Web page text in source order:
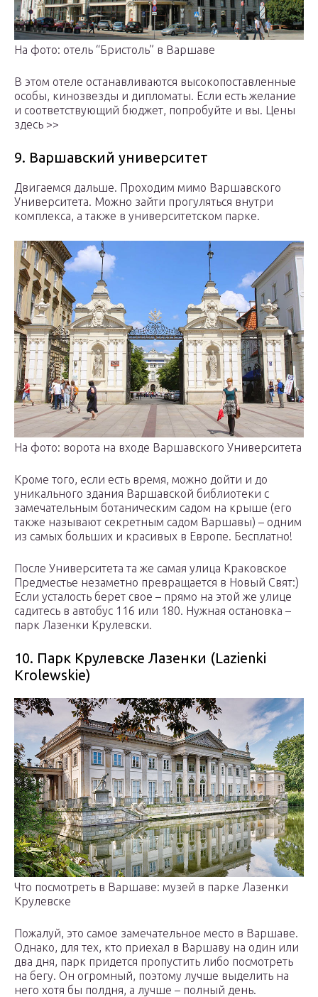
На фото: отель “Бристоль” в Варшаве
В этом отеле останавливаются высокопоставленные
особы, кинозвезды и дипломаты. Если есть желание
и соответствующий бюджет, попробуйте и вы. Цены
здесь >>
9. Варшавский университет
Двигаемся дальше. Проходим мимо Варшавского
Университета. Можно зайти прогуляться внутри
комплекса, а также в университетском парке.
На фото: ворота на входе Варшавского Университета
Кроме того, если есть время, можно дойти и до
уникального здания Варшавской библиотеки с
замечательным ботаническим садом на крыше (его
также называют секретным садом Варшавы) – одним
из самых больших и красивых в Европе. Бесплатно!
После Университета та же самая улица Краковское
Предместье незаметно превращается в Новый Свят:)
Если усталость берет свое – прямо на этой же улице
садитесь в автобус 116 или 180. Нужная остановка –
парк Лазенки Крулевски.
10. Парк Крулевске Лазенки (Lazienki
Krolewskie)
Что посмотреть в Варшаве: музей в парке Лазенки
Крулевске
Пожалуй, это самое замечательное место в Варшаве.
Однако, для тех, кто приехал в Варшаву на один или
два дня, парк придется пропустить либо посмотреть
на бегу. Он огромный, поэтому лучше выделить на
него хотя бы полдня, а лучше – полный день.